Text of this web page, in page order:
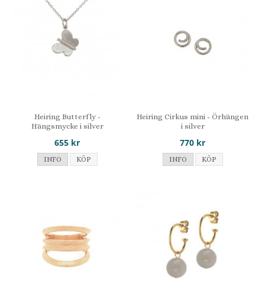
Heiring Butterfly -
Hängsmycke i silver
655 kr
INFO KÖP
Heiring Cirkus mini - Örhängen
i silver
770 kr
INFO KÖP